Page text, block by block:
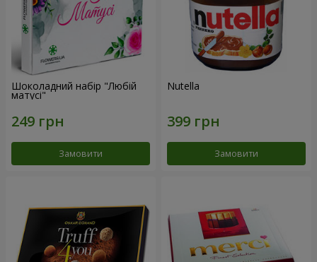
Шоколадний набір "Любій
матусі"
Замовити
Nutella
Замовити